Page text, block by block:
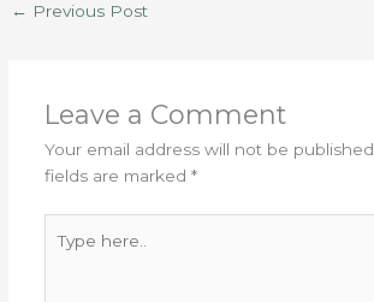
← Previous Post
Leave a Comment
Your email address will not be published.
fields are marked *
here..